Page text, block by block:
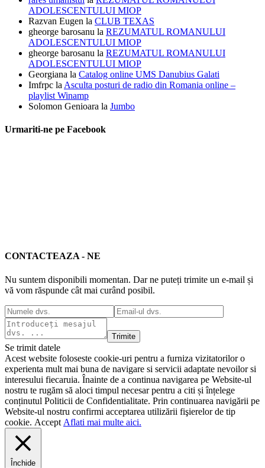
ADOLESCENTULUI MIOP
Razvan Eugen la CLUB TEXAS
gheorge barosanu la REZUMATUL ROMANULUI
ADOLESCENTULUI MIOP
gheorge barosanu la REZUMATUL ROMANULUI
ADOLESCENTULUI MIOP
Georgiana la Catalog online UMS Danubius Galati
Imfrpc la Asculta posturi de radio din Romania online –
playlist Winamp
Solomon Genioara la Jumbo
Urmariti-ne pe Facebook
CONTACTEAZA - NE
Nu suntem disponibili momentan. Dar ne puteți trimite un e-mail și
vă vom răspunde cât mai curând posibil.
Trimite
Se trimit datele
Acest website foloseste cookie-uri pentru a furniza vizitatorilor o
experienta mult mai buna de navigare si servicii adaptate nevoilor si
interesului fiecaruia. Înainte de a continua navigarea pe Website-ul
nostru te rugăm să aloci timpul necesar pentru a citi și înțelege
conținutul Politicii de Confidentialitate. Prin continuarea navigării pe
Website-ul nostru confirmi acceptarea utilizării fişierelor de tip
cookie. Accept Aflati mai multe aici.
Închide